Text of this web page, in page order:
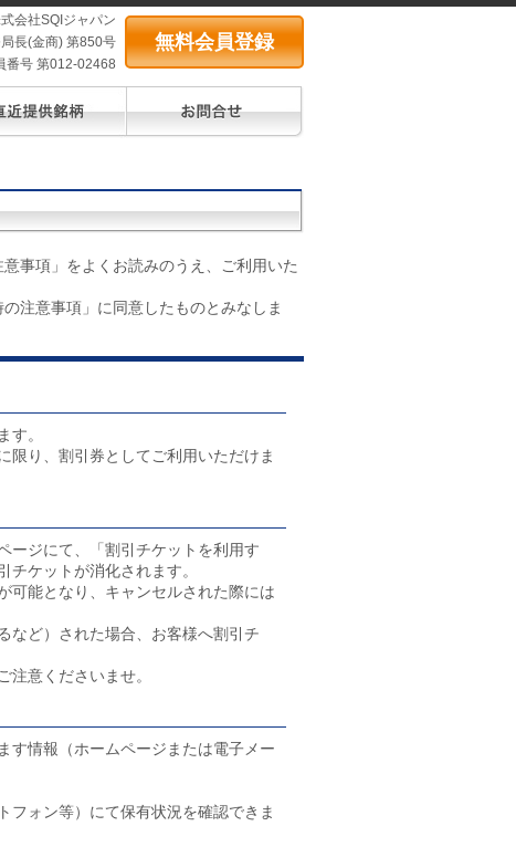
会社SQIジャパン
長(金商) 第850号
番号 第012-02468
無料会員登録
事項」をよくお読みのうえ、ご利用いた
注意事項」に同意したものとみなしま
す。
限り、割引券としてご利用いただけま
ージにて、「割引チケットを利用す
ケットが消化されます。
可能となり、キャンセルされた際には
など）された場合、お客様へ割引チ
意くださいませ。
す情報（ホームページまたは電子メー
フォン等）にて保有状況を確認できま